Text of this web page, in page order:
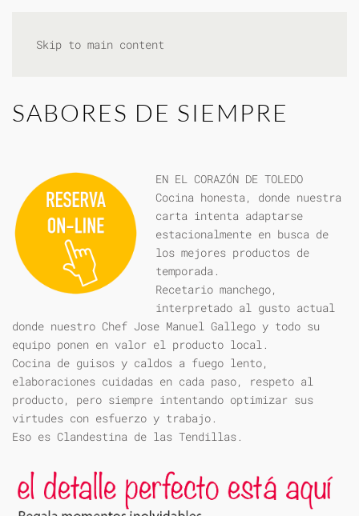
Skip to main content
SABORES DE SIEMPRE
EN EL CORAZÓN DE TOLEDO
Cocina honesta, donde nuestra
carta intenta adaptarse
estacionalmente en busca de
los mejores productos de
temporada.
Recetario manchego,
interpretado al gusto actual
donde nuestro Chef Jose Manuel Gallego y todo su
equipo ponen en valor el producto local.
Cocina de guisos y caldos a fuego lento,
elaboraciones cuidadas en cada paso, respeto al
producto, pero siempre intentando optimizar sus
virtudes con esfuerzo y trabajo.
Eso es Clandestina de las Tendillas.